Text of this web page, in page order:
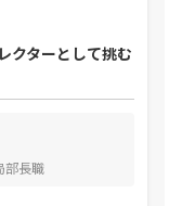
クターとして挑む
部長職